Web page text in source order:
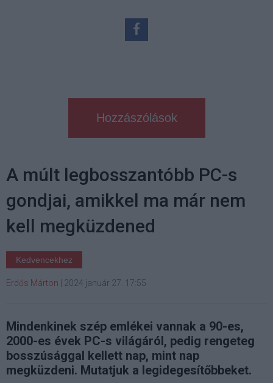
Hozzászólások
A múlt legbosszantóbb PC-s
gondjai, amikkel ma már nem
kell megküzdened
Kedvencekhez
Erdős Márton 2024 január 27. 17:55
Mindenkinek szép emlékei vannak a 90-es,
2000-es évek PC-s világáról, pedig rengeteg
bosszúsággal kellett nap, mint nap
megküzdeni. Mutatjuk a legidegesítőbbeket.